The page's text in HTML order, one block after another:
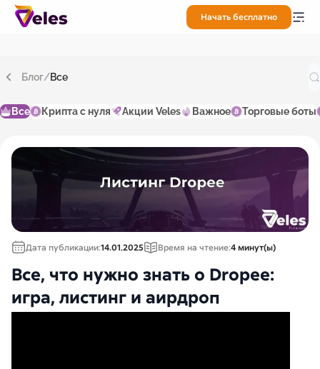
Начать бесплатно
Блог/Все
Все Крипта с нуля Акции Veles Важное Торговые боты
Дата публикации:14.01.2025 Время на чтение:4 минут(ы)
Все, что нужно знать о Dropee:
игра, листинг и аирдроп